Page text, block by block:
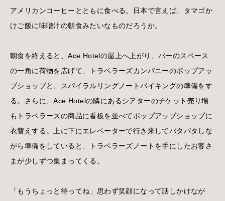
アメリカンコーヒーとともに食べる。日本で言えば、タマゴか
けご飯に味噌汁の朝食みたいなものだろうか。
朝食を終えると、Ace Hotelの屋上へ上がり、バーのスペース
の一角に荷物を広げて、トラベラーズカンパニーのポップアッ
プショップと、スパイラルリングノートバイキングの準備をす
る。さらに、Ace Hotelの隣にあるシアターのチケット売り場
もトラベラーズの商品に看板を並べてポップアップショップに
衣替えする。上に下にエレベーターで行き来してバタバタしな
がら準備をしていると、トラベラーズノートを手にしたお客さ
まが少しずつ集まってくる。
「もうちょっと待ってね」思わず笑顔になって話しかけなが